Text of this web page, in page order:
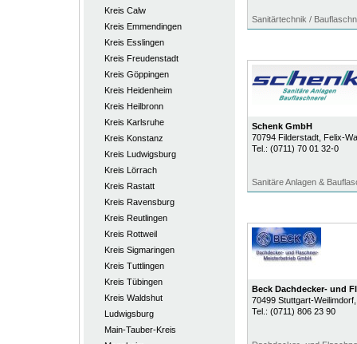
Kreis Calw
Kreis Emmendingen
Kreis Esslingen
Kreis Freudenstadt
Kreis Göppingen
Kreis Heidenheim
Kreis Heilbronn
Kreis Karlsruhe
Kreis Konstanz
Kreis Ludwigsburg
Kreis Lörrach
Kreis Rastatt
Kreis Ravensburg
Kreis Reutlingen
Kreis Rottweil
Kreis Sigmaringen
Kreis Tuttlingen
Kreis Tübingen
Kreis Waldshut
Ludwigsburg
Main-Tauber-Kreis
Sanitärtechnik /
Schenk GmbH
70794 Filderstadt, Felix-
Tel.: (0711) 70 01 32-0
Sanitäre Anlagen &
Beck Dachdecker- und
70499 Stuttgart-Weilimdorf,
Tel.: (0711) 806 23 90